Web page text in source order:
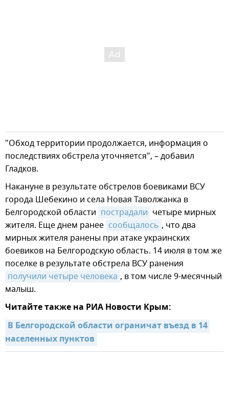
"Обход территории продолжается, информация о
последствиях обстрела уточняется", – добавил
Гладков.
Накануне в результате обстрелов боевиками ВСУ
города Шебекино и села Новая Таволжанка в
Белгородской области пострадали четыре мирных
жителя. Еще днем ранее сообщалось , что два
мирных жителя ранены при атаке украинских
боевиков на Белгородскую область. 14 июля в том же
поселке в результате обстрела ВСУ ранения
получили четыре человека , в том числе 9-месячный
малыш.
Читайте также на РИА Новости Крым:
В Белгородской области ограничат въезд в 14
населенных пунктов